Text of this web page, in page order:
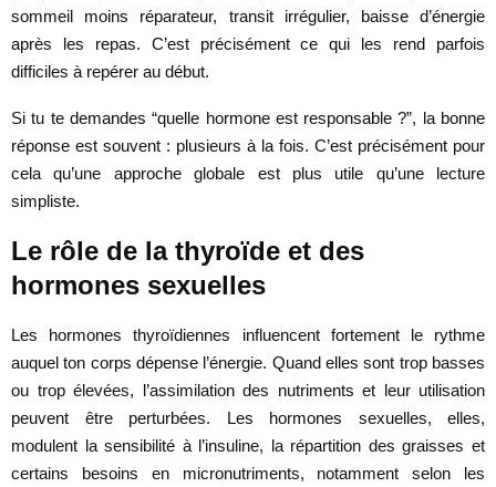
sommeil moins réparateur, transit irrégulier, baisse d’énergie
après les repas. C’est précisément ce qui les rend parfois
difficiles à repérer au début.
Si tu te demandes “quelle hormone est responsable ?”, la bonne
réponse est souvent : plusieurs à la fois. C’est précisément pour
cela qu’une approche globale est plus utile qu’une lecture
simpliste.
Le rôle de la thyroïde et des
hormones sexuelles
Les hormones thyroïdiennes influencent fortement le rythme
auquel ton corps dépense l’énergie. Quand elles sont trop basses
ou trop élevées, l’assimilation des nutriments et leur utilisation
peuvent être perturbées. Les hormones sexuelles, elles,
modulent la sensibilité à l’insuline, la répartition des graisses et
certains besoins en micronutriments, notamment selon les